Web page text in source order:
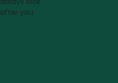
after you